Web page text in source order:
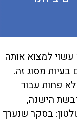
למצוא אותה
מסוג זה.
פחות עבור
הישנה,
בסקר שנערך